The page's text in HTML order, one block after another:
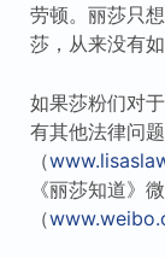
劳顿。丽莎只
莎，从来没有
如果莎粉们对
有其他法律问
（
《丽莎知道》
（